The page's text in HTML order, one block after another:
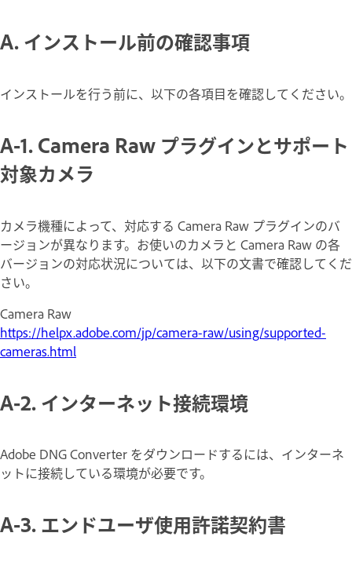
A. インストール前の確認事項
インストールを行う前に、以下の各項目を確認してください。
A-1. Camera Raw プラグインとサポート
対象カメラ
カメラ機種によって、対応する Camera Raw プラグインのバ
ージョンが異なります。お使いのカメラと Camera Raw の各
バージョンの対応状況については、以下の文書で確認してくだ
さい。
Camera Raw
https://helpx.adobe.com/jp/camera-raw/using/supported-
cameras.html
A-2. インターネット接続環境
Adobe DNG Converter をダウンロードするには、インターネ
ットに接続している環境が必要です。
A-3. エンドユーザ使用許諾契約書